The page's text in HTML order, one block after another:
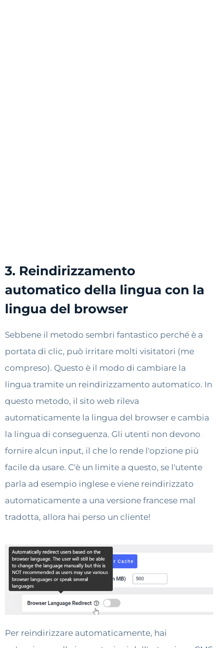
3. Reindirizzamento
automatico della lingua con la
lingua del browser
Sebbene il metodo sembri fantastico perché è a
portata di clic, può irritare molti visitatori (me
compreso). Questo è il modo di cambiare la
lingua tramite un reindirizzamento automatico. In
questo metodo, il sito web rileva
automaticamente la lingua del browser e cambia
la lingua di conseguenza. Gli utenti non devono
fornire alcun input, il che lo rende l'opzione più
facile da usare. C'è un limite a questo, se l'utente
parla ad esempio inglese e viene reindirizzato
automaticamente a una versione francese mal
tradotta, allora hai perso un cliente!
Per reindirizzare automaticamente, hai